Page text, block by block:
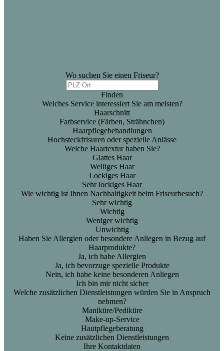
Wo suchen Sie einen Friseur?
Finden
Welches Service interessiert Sie am meisten?
Haarschnitt
Farbservice (Färben, Strähnchen)
Haarpflegebehandlungen
Hochsteckfrisuren oder spezielle Anlässe
Welche Haartextur haben Sie?
Glattes Haar
Welliges Haar
Lockiges Haar
Sehr lockiges Haar
Wie wichtig ist Ihnen Nachhaltigkeit beim Friseurbesuch?
Sehr wichtig
Wichtig
Weniger wichtig
Unwichtig
Haben Sie Allergien oder besondere Anliegen in Bezug auf
Haarprodukte?
Ja, ich habe Allergien
Ja, ich bevorzuge spezielle Produkte
Nein, ich habe keine besonderen Anliegen
Ich bin mir nicht sicher
Welche zusätzlichen Dienstleistungen würden Sie in Anspruch
nehmen?
Maniküre/Pediküre
Make-up-Service
Hautpflegeberatung
Keine zusätzlichen Dienstleistungen
Ihre Kontaktdaten